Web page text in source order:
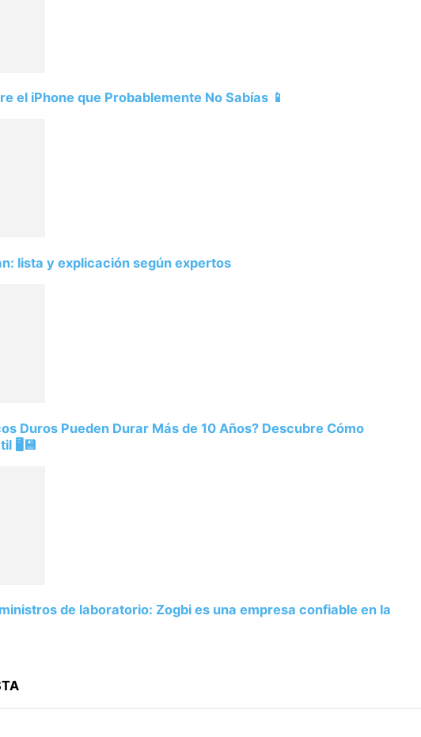
el iPhone que Probablemente No Sabías 📱
lista y explicación según expertos
Duros Pueden Durar Más de 10 Años? Descubre Cómo
🖥️💾
de laboratorio: Zogbi es una empresa confiable en la